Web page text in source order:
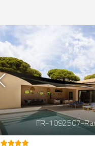
FR-1092507-